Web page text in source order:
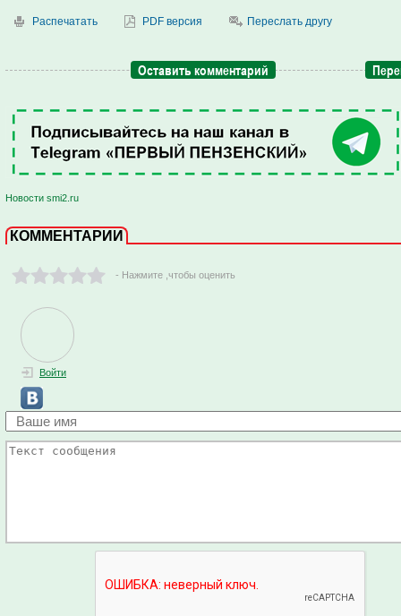
Распечатать PDF версия Переслать другу
Оставить комментарий
Новости smi2.ru
КОММЕНТАРИИ
- Нажмите ,чтобы оценить
Войти